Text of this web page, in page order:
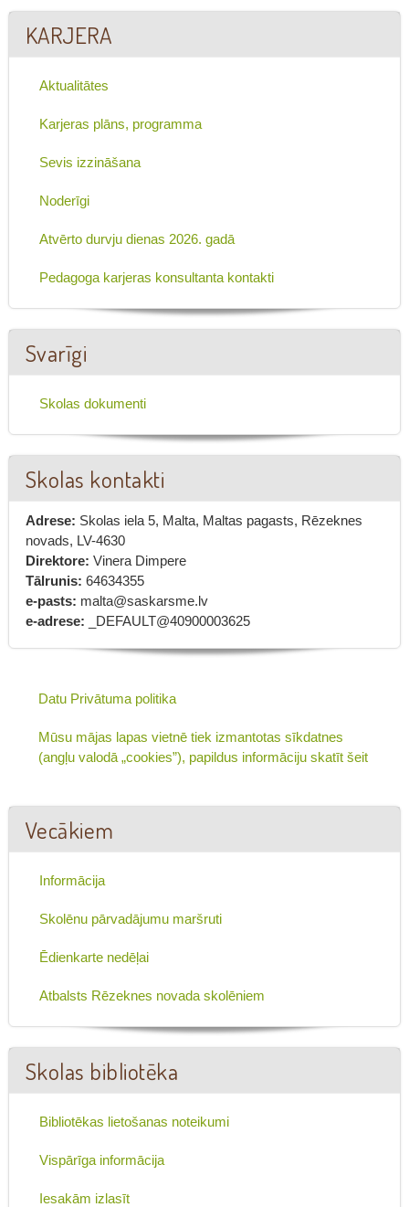
KARJERA
Aktualitātes
Karjeras plāns, programma
Sevis izzināšana
Noderīgi
Atvērto durvju dienas 2026. gadā
Pedagoga karjeras konsultanta kontakti
Svarīgi
Skolas dokumenti
Skolas kontakti
Adrese: Skolas iela 5, Malta, Maltas pagasts, Rēzeknes
novads, LV-4630
Direktore: Vinera Dimpere
Tālrunis: 64634355
e-pasts: malta@saskarsme.lv
e-adrese: _DEFAULT@40900003625
Datu Privātuma politika
Mūsu mājas lapas vietnē tiek izmantotas sīkdatnes
(angļu valodā „cookies”), papildus informāciju skatīt šeit
Vecākiem
Informācija
Skolēnu pārvadājumu maršruti
Ēdienkarte nedēļai
Atbalsts Rēzeknes novada skolēniem
Skolas bibliotēka
Bibliotēkas lietošanas noteikumi
Vispārīga informācija
Iesakām izlasīt